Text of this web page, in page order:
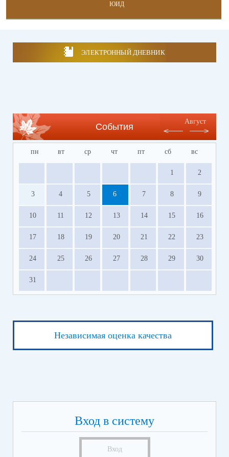
ЮИД
ЭЛЕКТРОННЫЙ ДНЕВНИК
События
Август
пн вт ср чт пт сб вс
1 2
3 4 5 6 7 8 9
10 11 12 13 14 15 16
17 18 19 20 21 22 23
24 25 26 27 28 29 30
31
Независимая оценка качества
Вход в систему
Вход